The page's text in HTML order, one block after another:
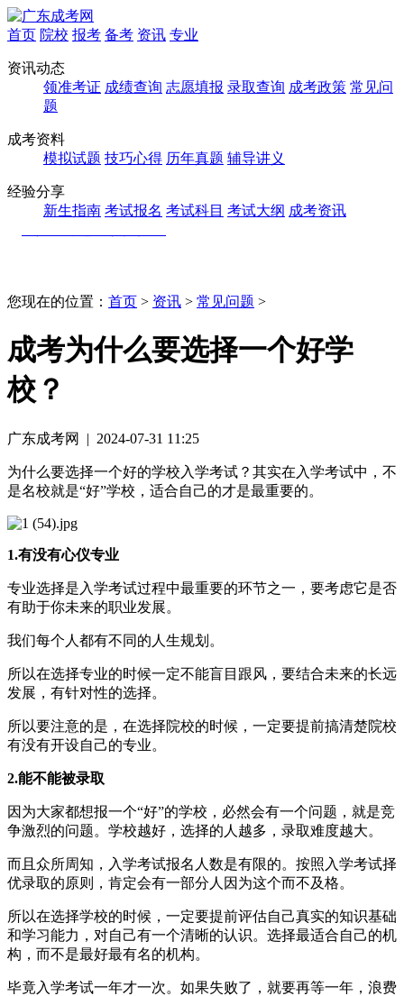
首页 院校 报考 备考 资讯 专业
资讯动态
领准考证 成绩查询 志愿填报 录取查询 成考政策 常见问
题
成考资料
模拟试题 技巧心得 历年真题 辅导讲义
经验分享
新生指南 考试报名 考试科目 考试大纲 成考资讯
您现在的位置： 首页 > 资讯 > 常见问题 >
成考为什么要选择一个好学
校？
广东成考网 | 2024-07-31 11:25
为什么要选择一个好的学校入学考试？其实在入学考试中，不
是名校就是“好”学校，适合自己的才是最重要的。
1.有没有心仪专业
专业选择是入学考试过程中最重要的环节之一，要考虑它是否
有助于你未来的职业发展。
我们每个人都有不同的人生规划。
所以在选择专业的时候一定不能盲目跟风，要结合未来的长远
发展，有针对性的选择。
所以要注意的是，在选择院校的时候，一定要提前搞清楚院校
有没有开设自己的专业。
2.能不能被录取
因为大家都想报一个“好”的学校，必然会有一个问题，就是竞
争激烈的问题。学校越好，选择的人越多，录取难度越大。
而且众所周知，入学考试报名人数是有限的。按照入学考试择
优录取的原则，肯定会有一部分人因为这个而不及格。
所以在选择学校的时候，一定要提前评估自己真实的知识基础
和学习能力，对自己有一个清晰的认识。选择最适合自己的机
构，而不是最好最有名的机构。
毕竟入学考试一年才一次。如果失败了，就要再等一年，浪费